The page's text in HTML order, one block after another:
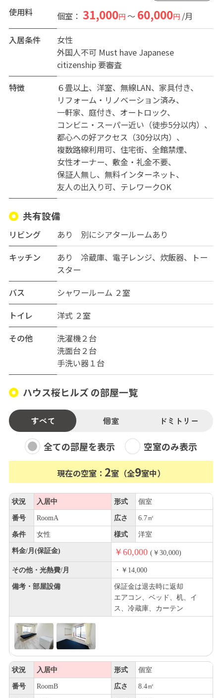
ハウスより、スーパー、郵便局（本局）まで徒歩３分
なのに静かな住環境
２階からの眺望は良好です！
９部屋というちょうどよいサイズに、広い共用スペース
なんとシアタールームまであります。
レジャー施設も充実！
天然温泉みうら湯まで12分
家賃は、2.9万円～4.5万円（３万円台中心）
共益費は、全室１万円
初期費用は、保証人ありプランと保証人なしプランがあ
保証人ありプランは、月末までの家賃・共益費と保証金
３万円のみ
保証人なしプランは、保証金６万円アップとなります。
ぜひ1度、見学してみてください！
使用料 個室： 31,000円～ 60,000円/月
入居条件
女性
外国人不可 Must have Japanese
citizenship 要審査
特徴
６畳以上 洋室 無線LAN
家具付き
リフォーム・リノベーション済み
一軒家
庭付き
オートロック
コンビニ・スーパー近い（徒歩5分以内）
都心への好アクセス（30分以内）
複数路線利用可
住宅街
全館禁煙
女性オーナー
敷金・礼金不要
保証人無し
無料インターネット
友人の出入り可
テレワークOK
共有設備
リビング
あり 別にシアタールームあり
キッチン
あり 冷蔵庫、電子レンジ、炊飯器、トー
スター
バス
シャワールーム ２室
トイレ
洋式 ２室
その他
洗濯機２台
洗面台２台
手洗い器１台
ハウス桜ヒルズ の部屋一覧
すべて 個室 ドミトリー
全ての部屋を表示 空室のみ表示
現在の空室： 2室（全9室中）
状況 入居中 形式 個室
番号 RoomA 広さ 6.7㎡
条件 女性 様式 洋室
料金/月(保証金) ￥60,000 (￥30,000)
その他・光熱費/月 ・￥14,000
備考・部屋設備
保証金は退去時に返却
エアコン、ベッド、机、イ
ス、冷蔵庫、カーテン
状況 入居中 形式 個室
番号 RoomB 広さ 8.4㎡